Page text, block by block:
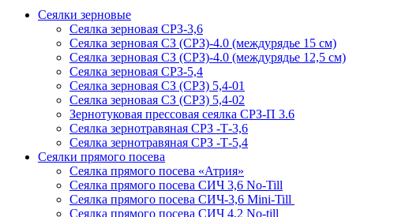
Сеялки зерновые
Сеялка зерновая СРЗ-3,6
Сеялка зерновая СЗ (СРЗ)-4.0 (междурядье 15 см)
Сеялка зерновая СЗ (СРЗ)-4.0 (междурядье 12,5 см)
Сеялка зерновая СРЗ-5,4
Сеялка зерновая СЗ (СРЗ) 5,4-01
Сеялка зерновая СЗ (СРЗ) 5,4-02
Зернотуковая прессовая сеялка СРЗ-П 3.6
Сеялка зернотравяная СРЗ -Т-3,6
Сеялка зернотравяная СРЗ -Т-5,4
Сеялки прямого посева
Сеялка прямого посева «Атрия»
Сеялка прямого посева СИЧ 3,6 No-Till
Сеялка прямого посева СИЧ-3,6 Mini-Till
Сеялка прямого посева СИЧ 4,2 No-till